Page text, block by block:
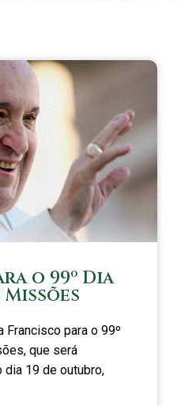
o 99º Dia
Francisco para o 99º
que será
19 de outubro,